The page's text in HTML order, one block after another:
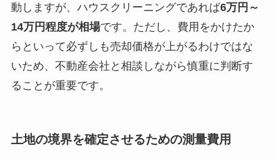
動しますが、ハウスクリーニングであれば6万円～
14万円程度が相場です。ただし、費用をかけたか
らといって必ずしも売却価格が上がるわけではな
いため、不動産会社と相談しながら慎重に判断す
ることが重要です。
土地の境界を確定させるための測量費用